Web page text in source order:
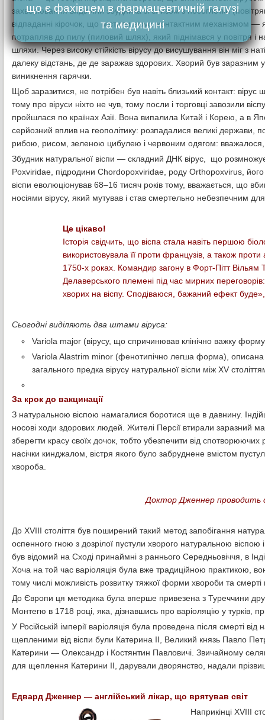
захворювання виділяли збудника зі слизом з носоглотки
відпаданні кірочок, що містили вірус, контактним механізмом
потрапляв до пилу (пиловий шлях), який піднімався у повітря і
шляхи. Через високу стійкість вірусу до висушування він міг
далеку відстань, де де заражав здорових. Хворий був
виникнення гарячки.
Щоб заразитися, не потрібен був навіть близький контакт:
тому про віруси ніхто не чув, тому посли і торговці завозили
пройшлася по країнах Азії. Вона випалила Китай і Корею, а в
серйозний вплив на геополітику: розпадалися великі держави,
рибою, рисом, зеленою цибулею і червоним одягом: вважалося,
Збудник натуральної віспи — складний ДНК вірус, що
Poxviridae, підродини Chordopoxviridae, роду Orthopoxvirus,
віспи еволюціонував 68–16 тисяч років тому, вважається, що
носіями вірусу, який мутував і став смертельно небезпечним
Це цікаво!
Історія свідчить, що віспа стала навіть першою
використовувала її проти французів, а також
1750-х роках. Командир загону в Форт-Пітт Вільям
Делаверського племені під час мирних
хворих на віспу. Сподіваюся, бажаний ефект
Сьогодні виділяють два штами віруса:
Variola major (вірусу, що спричинював клінічно важку
Variola Alastrim minor (фенотипічно легша форма), описана
загального предка вірусу натуральної віспи між XV
За крок до вакцинації
З натуральною віспою намагалися боротися ще в давнину.
носові ходи здорових людей. Жителі Персії втирали заразний
зберегти красу своїх дочок, тобто убезпечити від
насічки кинджалом, вістря якого було забруднене вмістом
хвороба.
Доктор Дженнер проводить
До XVIII століття був поширений такий метод запобігання
оспенного гною з дозрілої пустули хворого натуральною
був відомий на Сході принаймні з раннього Середньовіччя, в
Хоча на той час варіоляція була вже традиційною практикою,
тому числі можливість розвитку тяжкої форми хвороби та
До Європи ця методика була вперше привезена з Туреччини
Монтегю в 1718 році, яка, дізнавшись про варіоляцію у турків,
У Російській імперії варіоляція була проведена після смерті
щепленими від віспи були Катерина II, Великий князь Павло
Катерини — Олександр і Костянтин Павловичі. Звичайному
для щеплення Катерини II, дарували дворянство, надали
Едвард Дженнер — англійський лікар, що врятував світ
Наприкінці XVIII
що є фахівцем в фармацевтичній галузі
та медицині